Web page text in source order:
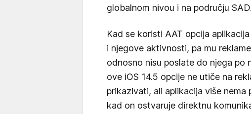
globalnom nivou i na području SAD.
Kad se koristi AAT opcija
i njegove aktivnosti, pa mu
odnosno nisu poslate do njega po
ove iOS 14.5 opcije ne utiče na
prikazivati, ali aplikacija više
kad on ostvaruje direktnu